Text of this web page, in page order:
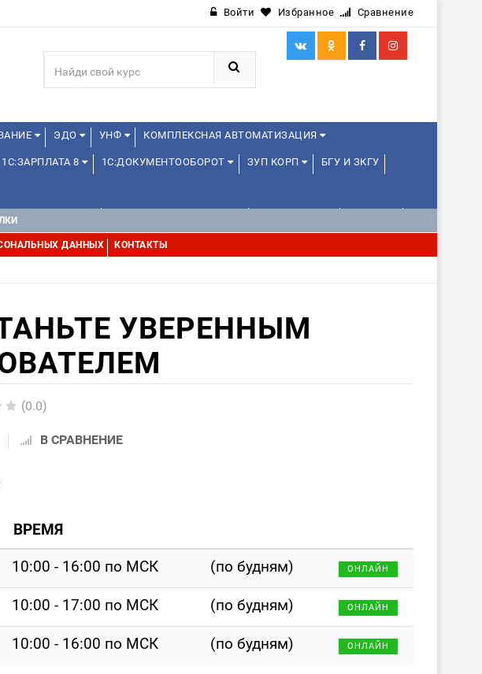
Войти Избранное Сравнение
ЭДО УНФ КОМПЛЕКСНАЯ АВТОМАТИЗАЦИЯ
1С:ЗАРПЛАТА 8 1С:ДОКУМЕНТООБОРОТ ЗУП КОРП БГУ И ЗКГУ
ХОЛДИНГОМ
ДАННЫХ КОНТАКТЫ
УВЕРЕННЫМ
(0.0)
В СРАВНЕНИЕ
ВРЕМЯ
10:00 - 16:00 по МСК (по будням) ОНЛАЙН
10:00 - 17:00 по МСК (по будням) ОНЛАЙН
10:00 - 16:00 по МСК (по будням) ОНЛАЙН